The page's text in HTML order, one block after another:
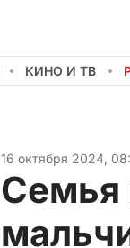
КИНО И ТВ
16 октября 2024,
Семья